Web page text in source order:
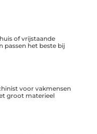
of vrijstaande
passen het beste bij
voor vakmensen
groot materieel